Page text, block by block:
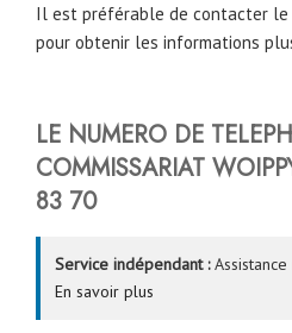
Il est préférable de contacter le
pour obtenir les informations
LE NUMERO DE
COMMISSARIAT
83 70
Service indépendant :
En savoir plus